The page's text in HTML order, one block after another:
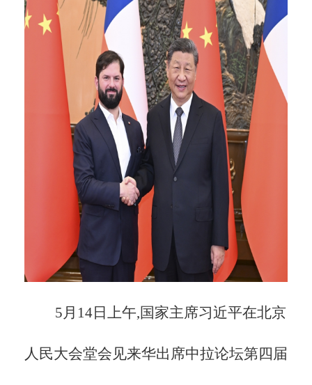
5月14日上午,国家主席习近平在北京
人民大会堂会见来华出席中拉论坛第四届